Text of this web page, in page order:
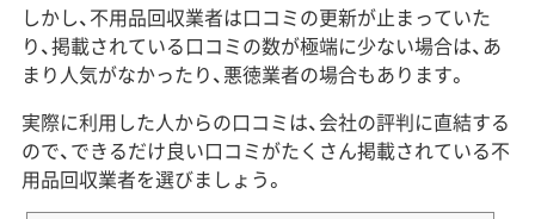
しかし、不用品回収業者は口コミの更新が止まっていた
り、掲載されている口コミの数が極端に少ない場合は、あ
まり人気がなかったり、悪徳業者の場合もあります。
実際に利用した人からの口コミは、会社の評判に直結する
ので、できるだけ良い口コミがたくさん掲載されている不
用品回収業者を選びましょう。